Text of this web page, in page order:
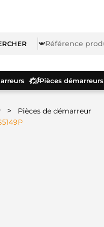
Pièces démarreurs
> Pièces de démarreur